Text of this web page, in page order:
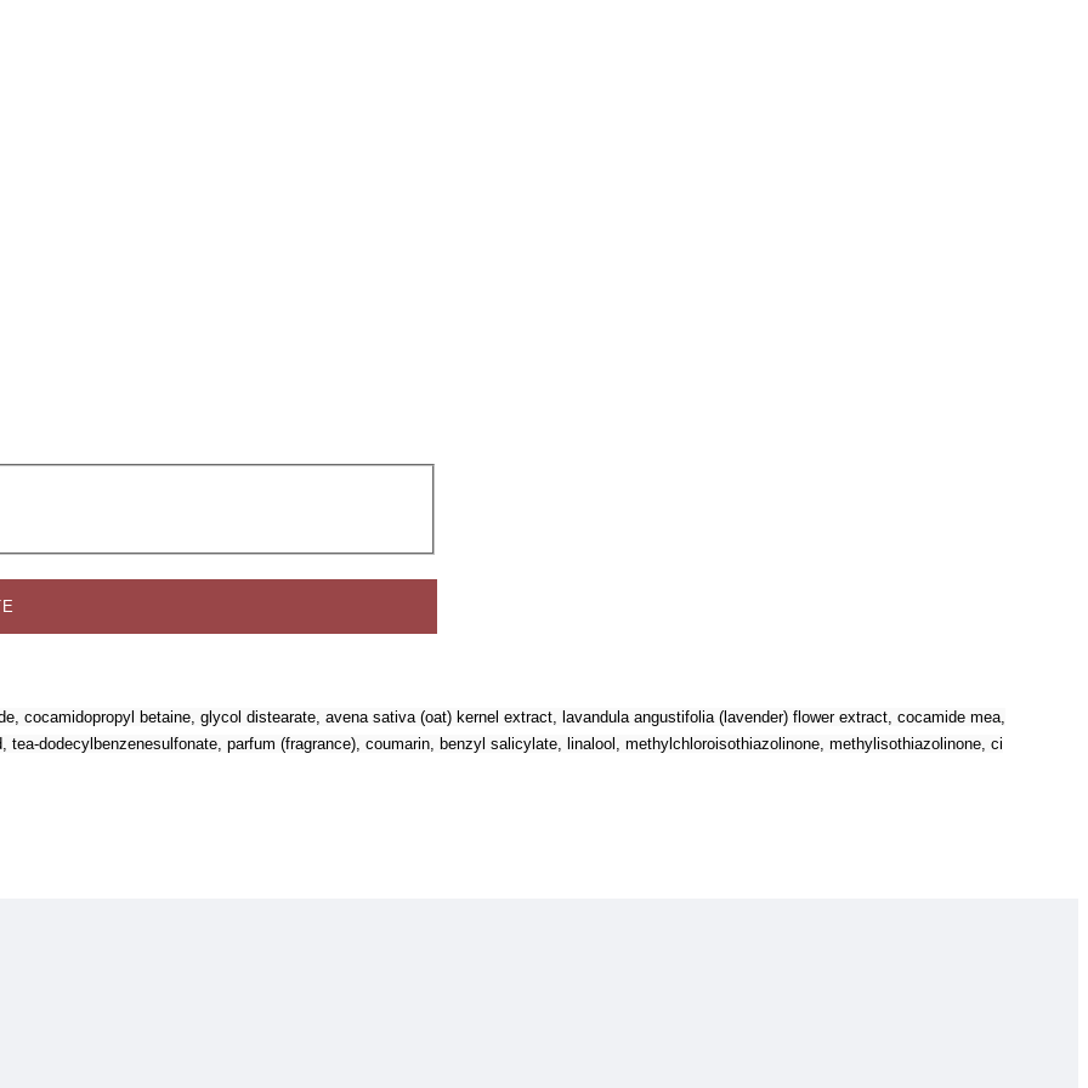
cocamidopropyl betaine, glycol distearate, avena sativa (oat) kernel extract, lavandula angustifolia (lavender) flower extract, cocamide mea,
dodecylbenzenesulfonate, parfum (fragrance), coumarin, benzyl salicylate, linalool, methylchloroisothiazolinone, methylisothiazolinone, ci